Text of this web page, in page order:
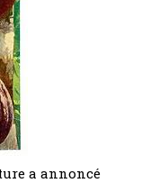
a annoncé